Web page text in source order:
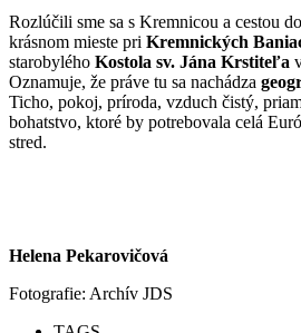
Rozlúčili sme sa s Kremnicou a cestou
krásnom mieste pri Kremnických
starobylého Kostola sv. Jána Krstiteľa
Oznamuje, že práve tu sa nachádza
Ticho, pokoj, príroda, vzduch čistý,
bohatstvo, ktoré by potrebovala celá
stred.
Helena Pekarovičová
Fotografie: Archív JDS